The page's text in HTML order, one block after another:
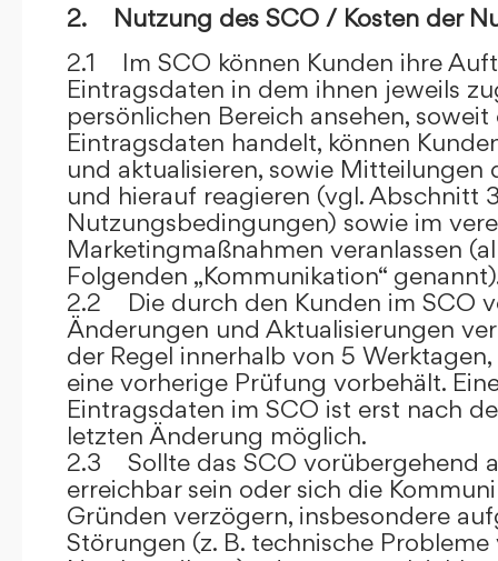
2. Nutzung des SCO / Kosten der
2.1 Im SCO können Kunden ihre
Eintragsdaten in dem ihnen jeweils
persönlichen Bereich ansehen,
Eintragsdaten handelt, können
und aktualisieren, sowie Mitteilungen
und hierauf reagieren (vgl. Abschnitt
Nutzungsbedingungen) sowie im
Marketingmaßnahmen veranlassen
Folgenden „Kommunikation“
2.2 Die durch den Kunden im SCO
Änderungen und Aktualisierungen
der Regel innerhalb von 5
eine vorherige Prüfung vorbehält.
Eintragsdaten im SCO ist erst nach
letzten Änderung möglich.
2.3 Sollte das SCO vorübergehend
erreichbar sein oder sich die
Gründen verzögern, insbesondere
Störungen (z. B. technische